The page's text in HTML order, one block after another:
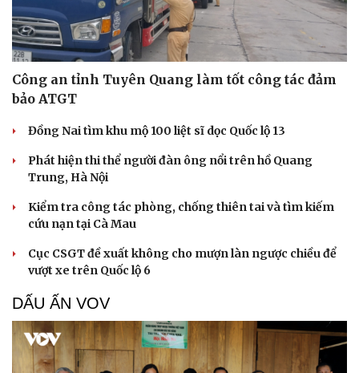
Công an tỉnh Tuyên Quang làm tốt công tác đảm
bảo ATGT
Đồng Nai tìm khu mộ 100 liệt sĩ dọc Quốc lộ 13
Phát hiện thi thể người đàn ông nổi trên hồ Quang
Trung, Hà Nội
Kiểm tra công tác phòng, chống thiên tai và tìm kiếm
cứu nạn tại Cà Mau
Cục CSGT đề xuất không cho mượn làn ngược chiều để
vượt xe trên Quốc lộ 6
DẤU ẤN VOV